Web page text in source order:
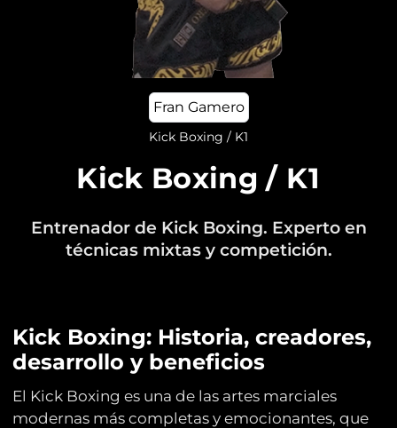
Fran Gamero
Kick Boxing / K1
Kick Boxing / K1
Entrenador de Kick Boxing. Experto en
técnicas mixtas y competición.
Kick Boxing: Historia, creadores,
desarrollo y beneficios
El Kick Boxing es una de las artes marciales
modernas más completas y emocionantes, que